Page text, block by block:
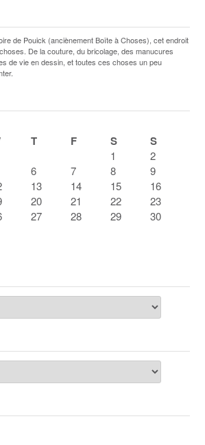
de Pouick (anciènement Boîte à Choses), cet endroit
De la couture, du bricolage, des manucures
de vie en dessin, et toutes ces choses un peu
T F S S
1
2
6 7 8
9
13 14 15
16
20 21 22
23
27 28 29
30